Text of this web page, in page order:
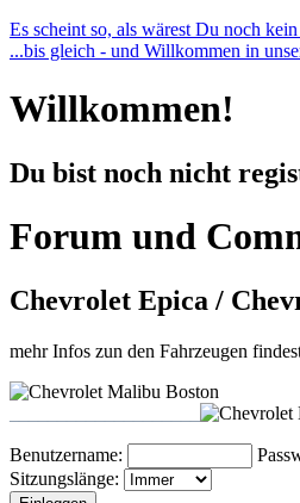
Es scheint so, als wärest Du noch
...bis gleich - und Willkommen in
Willkommen!
Du bist noch nicht
Forum und
Chevrolet Epica /
mehr Infos zun den Fahrzeugen
Benutzername:
Sitzungslänge: